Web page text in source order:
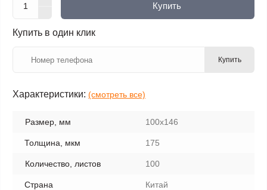
Купить
Купить в один клик
Купить
Характеристики: (смотреть все)
Размер, мм 100х146
Толщина, мкм 175
Количество, листов 100
Страна Китай